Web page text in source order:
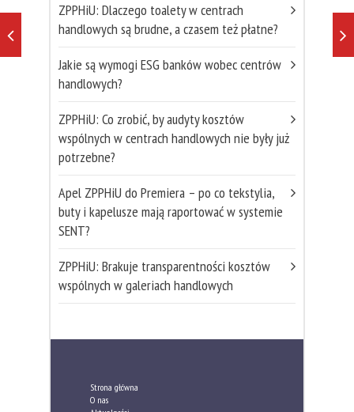
ZPPHiU: Dlaczego toalety w centrach
handlowych są brudne, a czasem też płatne?
Jakie są wymogi ESG banków wobec centrów
handlowych?
ZPPHiU: Co zrobić, by audyty kosztów
wspólnych w centrach handlowych nie były już
potrzebne?
Apel ZPPHiU do Premiera – po co tekstylia,
buty i kapelusze mają raportować w systemie
SENT?
ZPPHiU: Brakuje transparentności kosztów
wspólnych w galeriach handlowych
Strona główna
O nas